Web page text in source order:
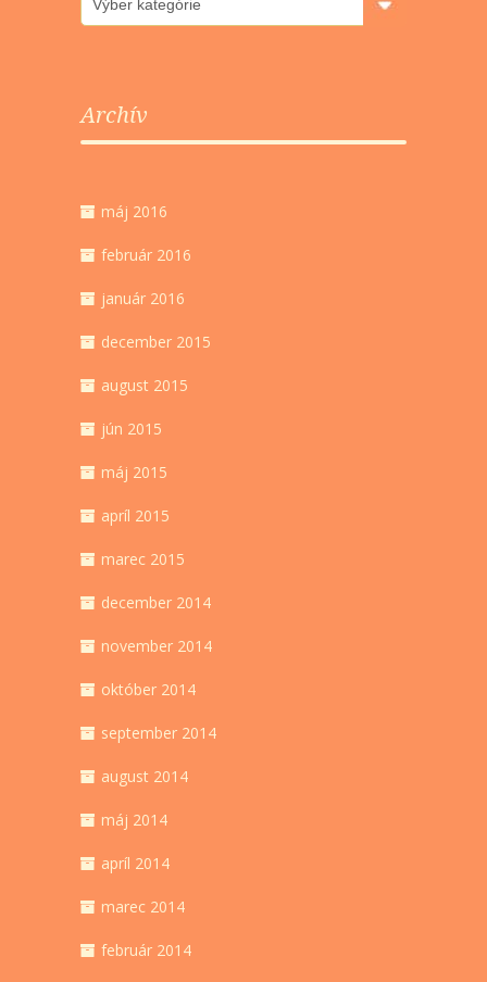
Archív
máj 2016
február 2016
január 2016
december 2015
august 2015
jún 2015
máj 2015
apríl 2015
marec 2015
december 2014
november 2014
október 2014
september 2014
august 2014
máj 2014
apríl 2014
marec 2014
február 2014